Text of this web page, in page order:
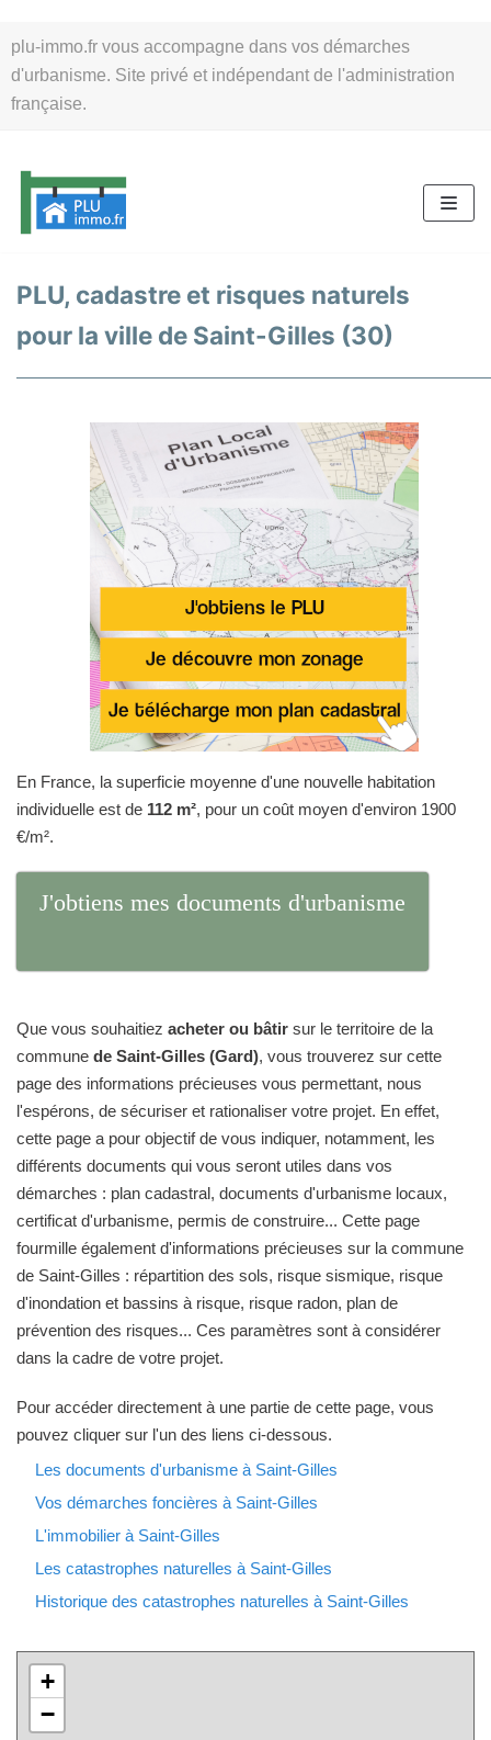
plu-immo.fr vous accompagne dans vos démarches
d'urbanisme. Site privé et indépendant de l'administration
française.
au
contenu
PLU, cadastre et risques naturels
pour la ville de Saint-Gilles (30)
En France, la superficie moyenne d'une nouvelle habitation
individuelle est de 112 m², pour un coût moyen d'environ 1900
€/m².
J'obtiens mes documents d'urbanisme
Que vous souhaitiez acheter ou bâtir sur le territoire de la
commune de Saint-Gilles (Gard), vous trouverez sur cette
page des informations précieuses vous permettant, nous
l'espérons, de sécuriser et rationaliser votre projet. En effet,
cette page a pour objectif de vous indiquer, notamment, les
différents documents qui vous seront utiles dans vos
démarches : plan cadastral, documents d'urbanisme locaux,
certificat d'urbanisme, permis de construire... Cette page
fourmille également d'informations précieuses sur la commune
de Saint-Gilles : répartition des sols, risque sismique, risque
d'inondation et bassins à risque, risque radon, plan de
prévention des risques... Ces paramètres sont à considérer
dans la cadre de votre projet.
Pour accéder directement à une partie de cette page, vous
pouvez cliquer sur l'un des liens ci-dessous.
Les documents d'urbanisme à Saint-Gilles
Vos démarches foncières à Saint-Gilles
L'immobilier à Saint-Gilles
Les catastrophes naturelles à Saint-Gilles
Historique des catastrophes naturelles à Saint-Gilles
+
−